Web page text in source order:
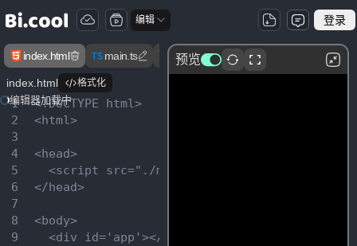
编辑 登录
index.html main.ts App.vue ElementPlusDemo.vue
index.html 格式化
1
2
3
4
5
6
7
8
9
<!DOCTYPE html>
<html>
<head>
  <script src="./main.ts"></script>
</head>
<body>
  <div id='app'></div>
编辑器加载中
预览